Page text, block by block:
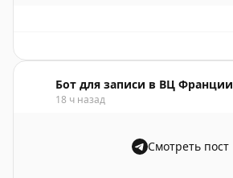
Бот для записи в ВЦ Франции
18 ч назад
Смотреть пост